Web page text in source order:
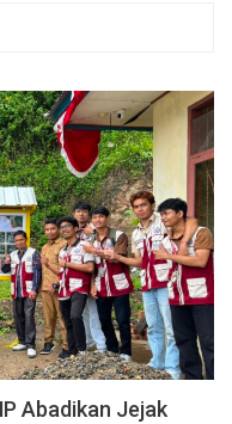
Abadikan Jejak